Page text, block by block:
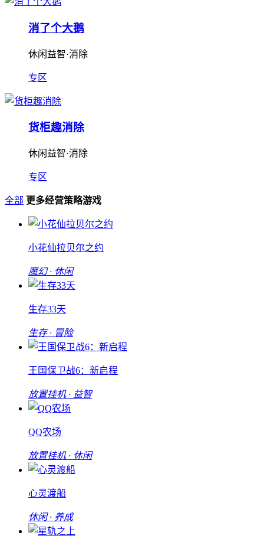
消了个大鹅
休闲益智·消除
专区
货柜趣消除
休闲益智·消除
专区
全部 更多经营策略游戏
小花仙拉贝尔之约
魔幻 · 休闲
生存33天
生存 · 冒险
王国保卫战6：新启程
放置挂机 · 益智
QQ农场
放置挂机 · 休闲
心灵渡船
休闲 · 养成